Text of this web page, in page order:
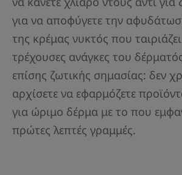
για να αποφύγετε την
της κρέμας νυκτός που
τρέχουσες ανάγκες του
επίσης ζωτικής σημασίας: δεν
αρχίσετε να εφαρμόζετε
για ώριμο δέρμα με το που
πρώτες λεπτές γραμμές.